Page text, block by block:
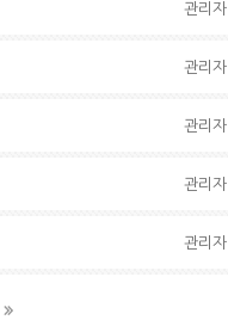
관리자
관리자
관리자
관리자
관리자